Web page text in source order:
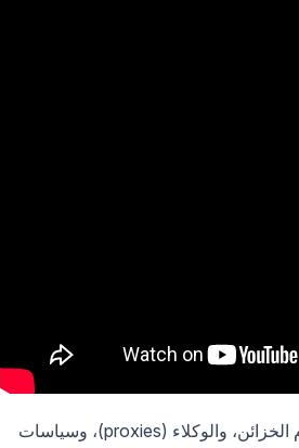
في هذا الدليل، ستتعلم كيفية تأمين بيانات اعتماد وكلاء الذكاء الاصطناعي باستخدام الخزائن، والوكلاء (proxies)، وسياسات